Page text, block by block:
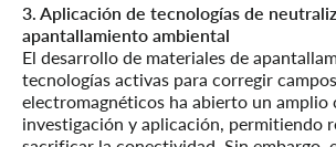
3. Aplicación de tecnologías de
apantallamiento ambiental
El desarrollo de materiales de
tecnologías activas para corregir campos
electromagnéticos ha abierto un amplio
investigación y aplicación, permitiendo